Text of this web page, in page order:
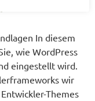
In die­sem
wie Word­Press
ein­ge­stellt wird.
wir
The­­mes